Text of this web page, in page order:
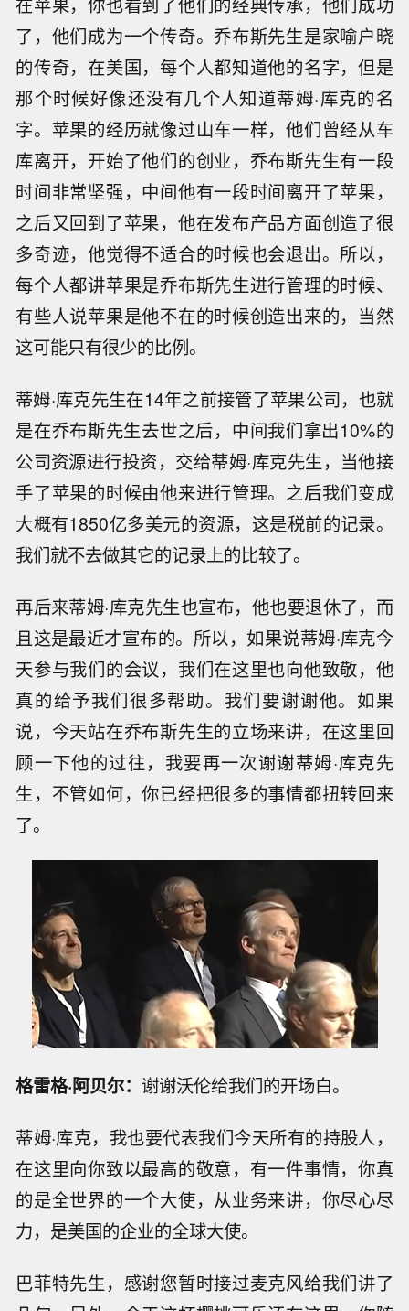
了，他们成为一个传奇。乔布斯先生是家喻户晓
的传奇，在美国，每个人都知道他的名字，但是
那个时候好像还没有几个人知道蒂姆·库克的名
字。苹果的经历就像过山车一样，他们曾经从车
库离开，开始了他们的创业，乔布斯先生有一段
时间非常坚强，中间他有一段时间离开了苹果，
之后又回到了苹果，他在发布产品方面创造了很
多奇迹，他觉得不适合的时候也会退出。所以，
每个人都讲苹果是乔布斯先生进行管理的时候、
有些人说苹果是他不在的时候创造出来的，当然
这可能只有很少的比例。
蒂姆·库克先生在14年之前接管了苹果公司，也就
是在乔布斯先生去世之后，中间我们拿出10%的
公司资源进行投资，交给蒂姆·库克先生，当他接
手了苹果的时候由他来进行管理。之后我们变成
大概有1850亿多美元的资源，这是税前的记录。
我们就不去做其它的记录上的比较了。
再后来蒂姆·库克先生也宣布，他也要退休了，而
且这是最近才宣布的。所以，如果说蒂姆·库克今
天参与我们的会议，我们在这里也向他致敬，他
真的给予我们很多帮助。我们要谢谢他。如果
说，今天站在乔布斯先生的立场来讲，在这里回
顾一下他的过往，我要再一次谢谢蒂姆·库克先
生，不管如何，你已经把很多的事情都扭转回来
了。
格雷格·阿贝尔：谢谢沃伦给我们的开场白。
蒂姆·库克，我也要代表我们今天所有的持股人，
在这里向你致以最高的敬意，有一件事情，你真
的是全世界的一个大使，从业务来讲，你尽心尽
力，是美国的企业的全球大使。
巴菲特先生，感谢您暂时接过麦克风给我们讲了